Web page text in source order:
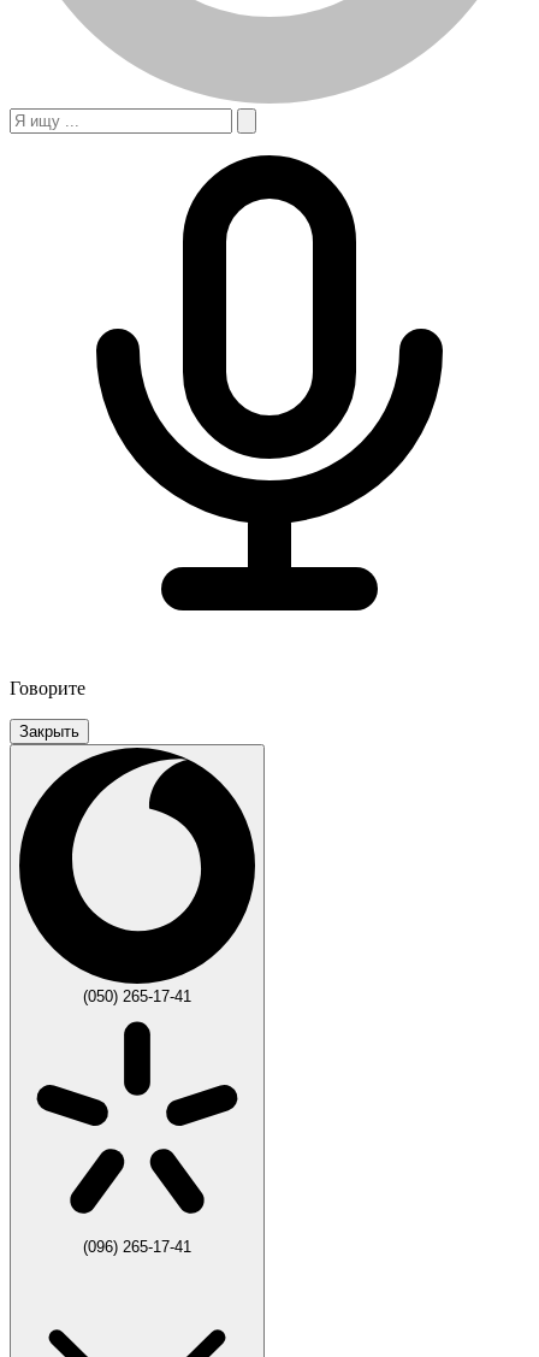
Говорите
Закрыть
(050) 265-17-41
(096) 265-17-41